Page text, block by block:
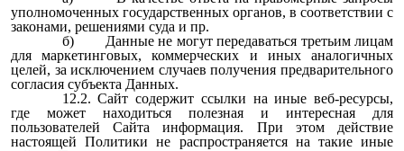
уполномоченных государственных органов, в соответствии с
законами, решениями суда и пр.
б) Данные не могут передаваться третьим лицам
для маркетинговых, коммерческих и иных аналогичных
целей, за исключением случаев получения предварительного
согласия субъекта Данных.
12.2. Сайт содержит ссылки на иные веб-ресурсы,
где может находиться полезная и интересная для
пользователей Сайта информация. При этом действие
настоящей Политики не распространяется на такие иные